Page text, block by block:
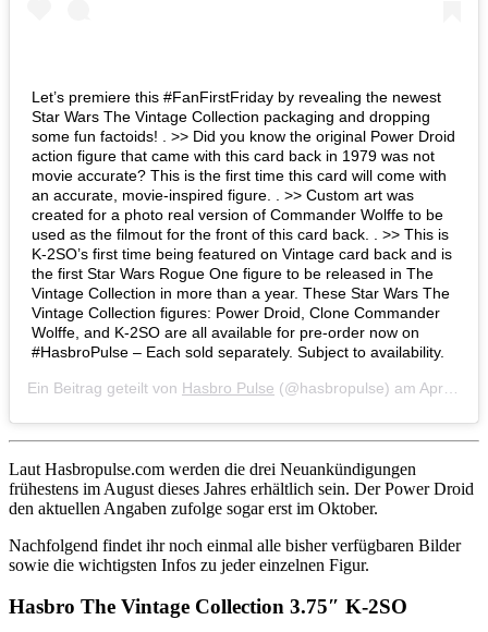
Let’s premiere this #FanFirstFriday by revealing the newest
Star Wars The Vintage Collection packaging and dropping
some fun factoids! . >> Did you know the original Power Droid
action figure that came with this card back in 1979 was not
movie accurate? This is the first time this card will come with
an accurate, movie-inspired figure. . >> Custom art was
created for a photo real version of Commander Wolffe to be
used as the filmout for the front of this card back. . >> This is
K-2SO’s first time being featured on Vintage card back and is
the first Star Wars Rogue One figure to be released in The
Vintage Collection in more than a year. These Star Wars The
Vintage Collection figures: Power Droid, Clone Commander
Wolffe, and K-2SO are all available for pre-order now on
#HasbroPulse – Each sold separately. Subject to availability.
Ein Beitrag geteilt von Hasbro Pulse (@hasbropulse) am Apr 17, 2020 um 10:13 PDT
Laut Hasbropulse.com werden die drei Neuankündigungen
frühestens im August dieses Jahres erhältlich sein. Der Power Droid
den aktuellen Angaben zufolge sogar erst im Oktober.
Nachfolgend findet ihr noch einmal alle bisher verfügbaren Bilder
sowie die wichtigsten Infos zu jeder einzelnen Figur.
Hasbro The Vintage Collection 3.75″ K-2SO